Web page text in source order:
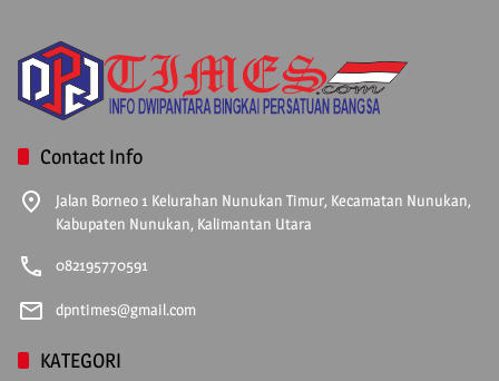
Contact Info
Jalan Borneo 1 Kelurahan Nunukan Timur, Kecamatan Nunukan,
Kabupaten Nunukan, Kalimantan Utara
082195770591
dpntimes@gmail.com
KATEGORI